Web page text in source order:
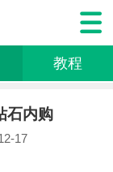
教程
石内购
17